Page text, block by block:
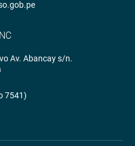
Av. Abancay s/n.
7541)